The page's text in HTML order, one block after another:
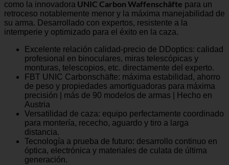
como la innovadora UNIC Carbon Waffenschäfte para un
retroceso notablemente menor y la máxima manejabilidad de
su arma. Desarrollado con expertos, resistente a la
intemperie y optimizado para el éxito en la caza.
Excelente relación calidad-precio de DDoptics: calidad
profesional en binoculares, miras telescópicas y
monturas, telescopios, etc. directamente del experto.
FBT UNIC Carbonschäfte: máxima estabilidad, ahorro
de peso y propiedades amortiguadoras para máxima
precisión | más de 90 modelos de armas | Hecho en
Austria
Versatilidad de caza: equipo perfectamente coordinado
para montería, rececho, aguardo y tiro a larga
distancia.
Tecnología a prueba de futuro: desarrollo continuo en
óptica, electrónica y materiales de culata de última
generación.